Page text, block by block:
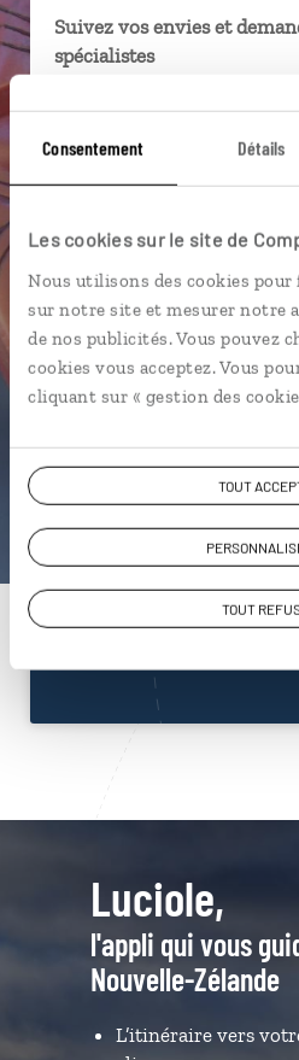
Consentement Détails
Les cookies sur le site de
Nous utilisons des cookies
sur notre site et mesurer notre
de nos publicités. Vous pouvez
cookies vous acceptez. Vous
cliquant sur « gestion des
TOUT
TOUT
Suivez vos envies et
spécialistes
Ils sauront organiser
près de vos envies et de
Échangez en face à face
téléphone.
Vous gardez le même
pendant et après votre
ou
Construisez votre
Nouvelle-
01 86
Luciole,
l'appli qui vous
Nouvelle-Zélande
L’itinéraire vers